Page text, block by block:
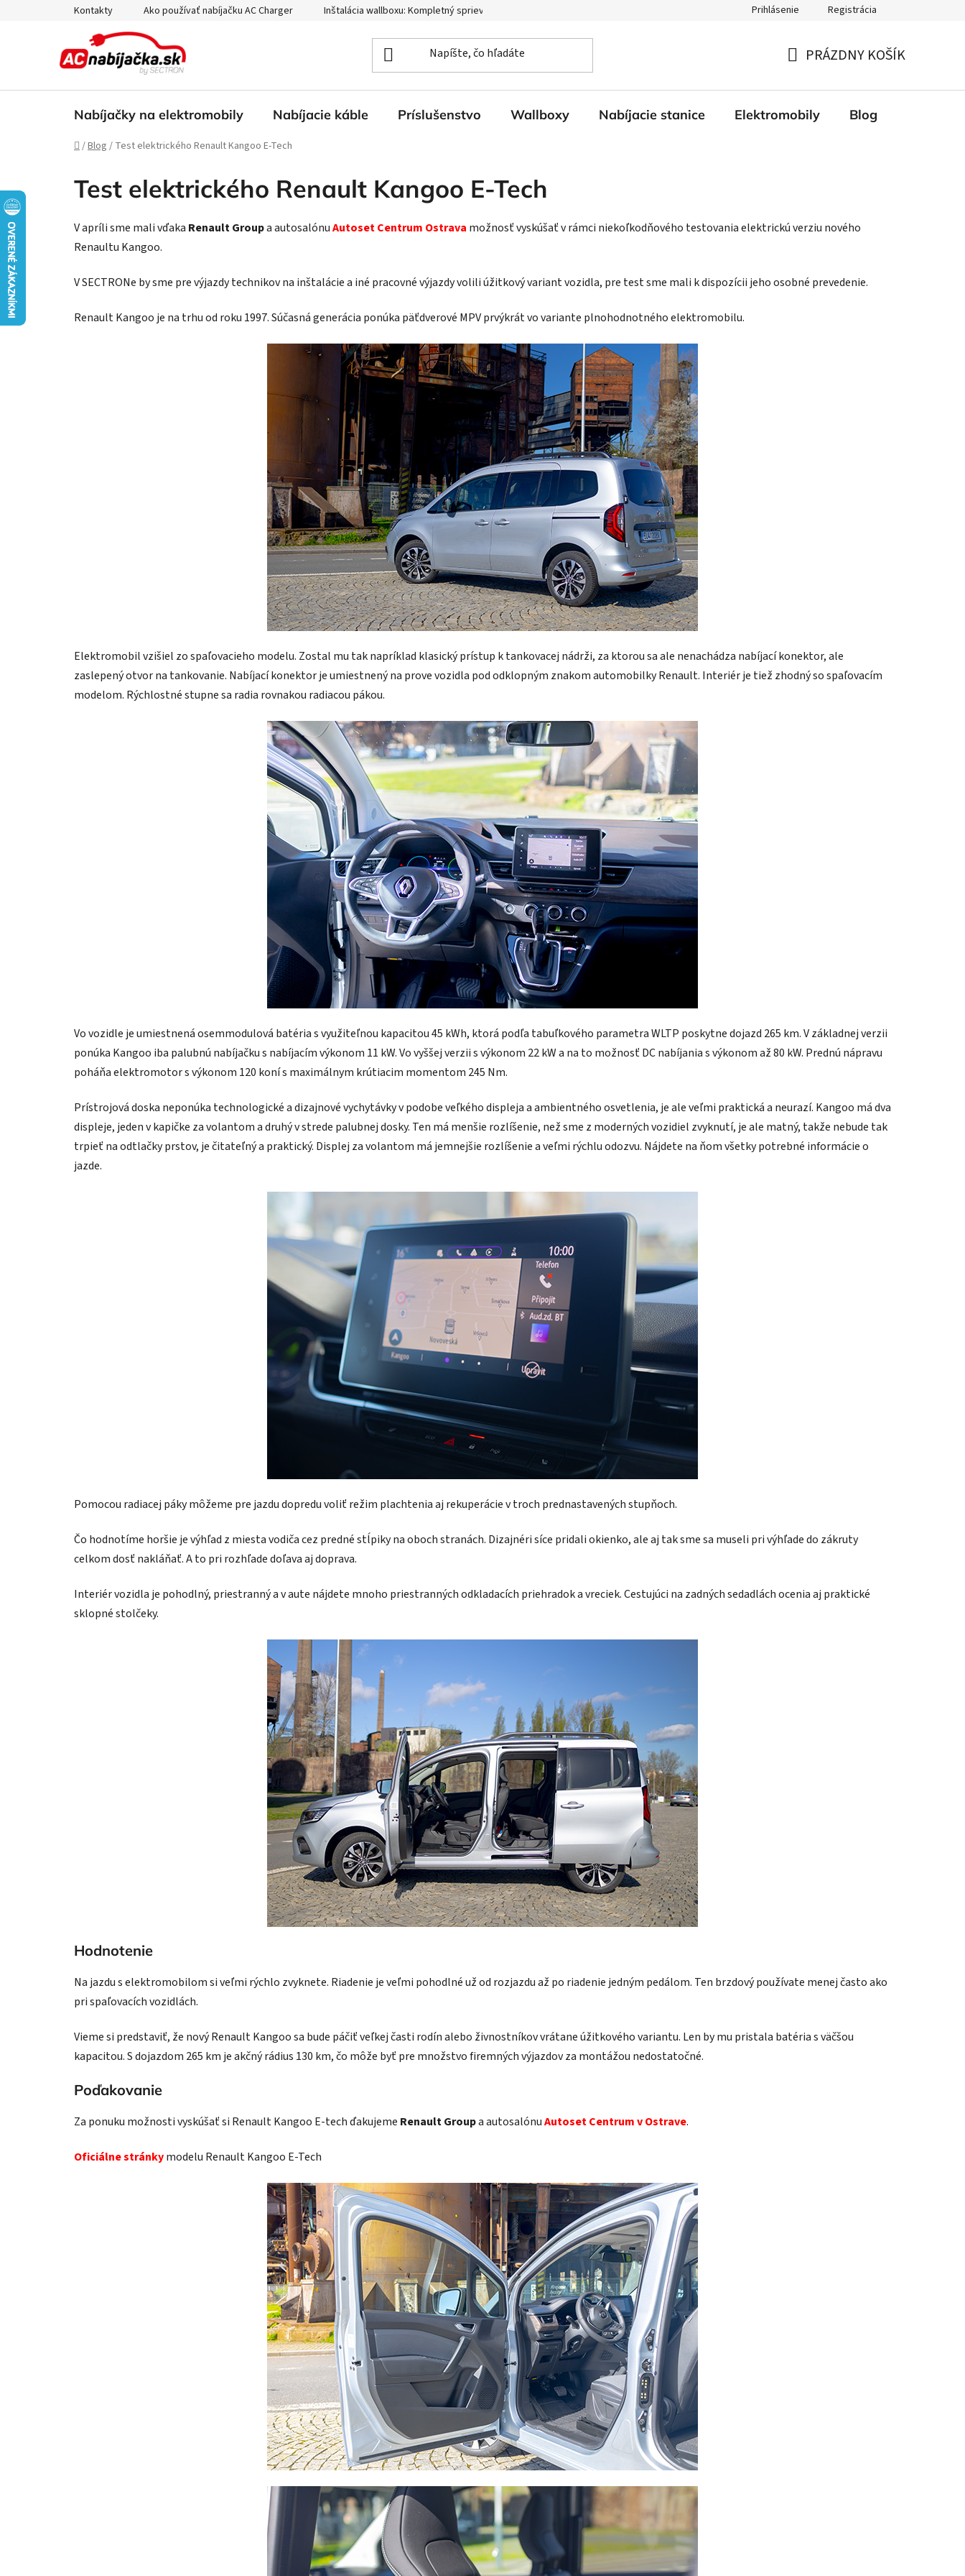
Kontakty Ako používať nabíjačku AC Charger Inštalácia wallboxu: Kompletný sprievodca procesom Obchodné podmienky Reklamácia a vrátenie
Prihlásenie Registrácia
KOŠÍK
PRÁZDNY KOŠÍK
Nabíjačky na elektromobily Nabíjacie káble Príslušenstvo Wallboxy Nabíjacie stanice Elektromobily Blog
Domov
/Blog / Test elektrického Renault Kangoo E-Tech
Test elektrického Renault Kangoo E-Tech
V apríli sme mali vďaka Renault Groupa autosalónuAutoset Centrum Ostrava možnosť vyskúšať v rámci niekoľkodňového testovania elektrickú verziu nového
Renaultu Kangoo.
V SECTRONe by sme pre výjazdy technikov na inštalácie a iné pracovné výjazdy volili úžitkový variant vozidla, pre test sme mali k dispozícii jeho osobné prevedenie.
Renault Kangoo je na trhu od roku 1997. Súčasná generácia ponúka päťdverové MPV prvýkrát vo variante plnohodnotného elektromobilu.
Elektromobil vzišiel zo spaľovacieho modelu. Zostal mu tak napríklad klasický prístup k tankovacej nádrži, za ktorou sa ale nenachádza nabíjací konektor, ale
zaslepený otvor na tankovanie. Nabíjací konektor je umiestnený na prove vozidla pod odklopným znakom automobilky Renault. Interiér je tiež zhodný so spaľovacím
modelom. Rýchlostné stupne sa radia rovnakou radiacou pákou.
Vo vozidle je umiestnená osemmodulová batéria s využiteľnou kapacitou 45 kWh, ktorá podľa tabuľkového parametra WLTP poskytne dojazd 265 km. V základnej verzii
ponúka Kangoo iba palubnú nabíjačku s nabíjacím výkonom 11 kW. Vo vyššej verzii s výkonom 22 kW a na to možnosť DC nabíjania s výkonom až 80 kW. Prednú nápravu
poháňa elektromotor s výkonom 120 koní s maximálnym krútiacim momentom 245 Nm.
Prístrojová doska neponúka technologické a dizajnové vychytávky v podobe veľkého displeja a ambientného osvetlenia, je ale veľmi praktická a neurazí. Kangoo má dva
displeje, jeden v kapičke za volantom a druhý v strede palubnej dosky. Ten má menšie rozlíšenie, než sme z moderných vozidiel zvyknutí, je ale matný, takže nebude tak
trpieť na odtlačky prstov, je čitateľný a praktický. Displej za volantom má jemnejšie rozlíšenie a veľmi rýchlu odozvu. Nájdete na ňom všetky potrebné informácie o
jazde.
Pomocou radiacej páky môžeme pre jazdu dopredu voliť režim plachtenia aj rekuperácie v troch prednastavených stupňoch.
Čo hodnotíme horšie je výhľad z miesta vodiča cez predné stĺpiky na oboch stranách. Dizajnéri síce pridali okienko, ale aj tak sme sa museli pri výhľade do zákruty
celkom dosť nakláňať. A to pri rozhľade doľava aj doprava.
Interiér vozidla je pohodlný, priestranný a v aute nájdete mnoho priestranných odkladacích priehradok a vreciek. Cestujúci na zadných sedadlách ocenia aj praktické
sklopné stolčeky.
Hodnotenie
Na jazdu s elektromobilom si veľmi rýchlo zvyknete. Riadenie je veľmi pohodlné už od rozjazdu až po riadenie jedným pedálom. Ten brzdový používate menej často ako
pri spaľovacích vozidlách.
Vieme si predstaviť, že nový Renault Kangoo sa bude páčiť veľkej časti rodín alebo živnostníkov vrátane úžitkového variantu. Len by mu pristala batéria s väčšou
kapacitou. S dojazdom 265 km je akčný rádius 130 km, čo môže byť pre množstvo firemných výjazdov za montážou nedostatočné.
Poďakovanie
Za ponuku možnosti vyskúšať si Renault Kangoo E-tech ďakujeme Renault Groupa autosalónuAutoset Centrum v Ostrave.
Oficiálne stránkymodelu Renault Kangoo E-Tech